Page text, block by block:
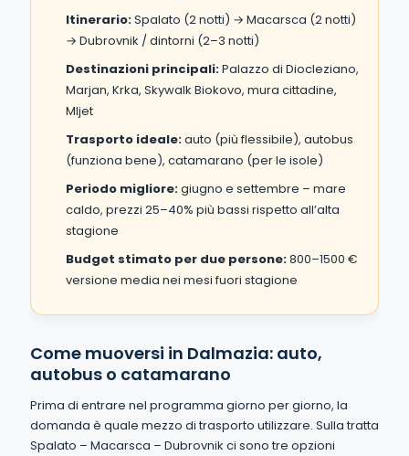
Itinerario:Spalato (2 notti) → Macarsca (2 notti)
→ Dubrovnik / dintorni (2–3 notti)
Destinazioni principali:Palazzo di Diocleziano,
Marjan, Krka, Skywalk Biokovo, mura cittadine,
Mljet
Trasporto ideale:auto (più flessibile), autobus
(funziona bene), catamarano (per le isole)
Periodo migliore:giugno e settembre – mare
caldo, prezzi 25–40% più bassi rispetto all’alta
stagione
Budget stimato per due persone:800–1500 €
versione media nei mesi fuori stagione
Come muoversi in Dalmazia: auto,
autobus o catamarano
Prima di entrare nel programma giorno per giorno, la
domanda è quale mezzo di trasporto utilizzare. Sulla tratta
Spalato – Macarsca – Dubrovnik ci sono tre opzioni